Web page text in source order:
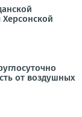
от воздушных